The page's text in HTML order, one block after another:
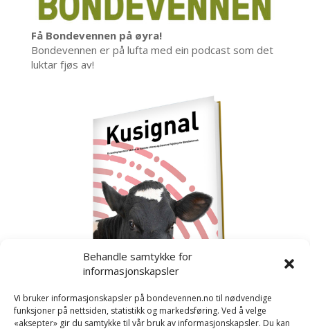
Behandle samtykke for
informasjonskapsler
Vi bruker informasjonskapsler på bondevennen.no til nødvendige
funksjoner på nettsiden, statistikk og markedsføring. Ved å velge
«aksepter» gir du samtykke til vår bruk av informasjonskapsler. Du kan
Få Bondevennen på øyra!
Bondevennen er på lufta med ein podcast som det
luktar fjøs av!